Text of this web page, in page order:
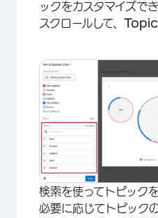
ックをカスタマイズで
スクロールして、
検索を使ってトピック
必要に応じてトピック